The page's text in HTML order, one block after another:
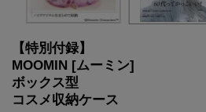
【特別付録】
MOOMIN [ムーミン]
ボックス型
コスメ収納ケース